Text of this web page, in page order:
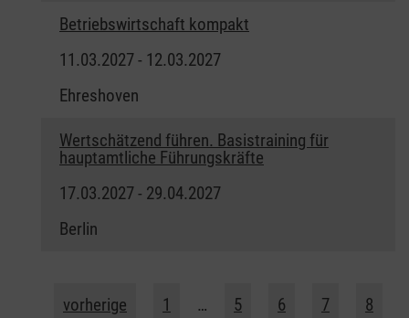
Betriebswirtschaft kompakt
11.03.2027 - 12.03.2027
Ehreshoven
Wertschätzend führen. Basistraining für
hauptamtliche Führungskräfte
17.03.2027 - 29.04.2027
Berlin
vorherige 1 … 5 6 7 8